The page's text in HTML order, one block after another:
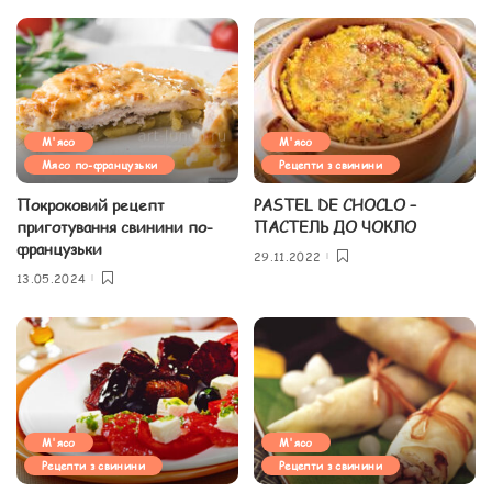
М'ясо
Мясо по-французьки
Покроковий рецепт
приготування свинини по-
французьки
13.05.2024
М'ясо
Рецепти з свинини
PASTEL DE CHOCLO –
ПАСТЕЛЬ ДО ЧОКЛО
29.11.2022
М'ясо
Рецепти з свинини
М'ясо
Рецепти з свинини